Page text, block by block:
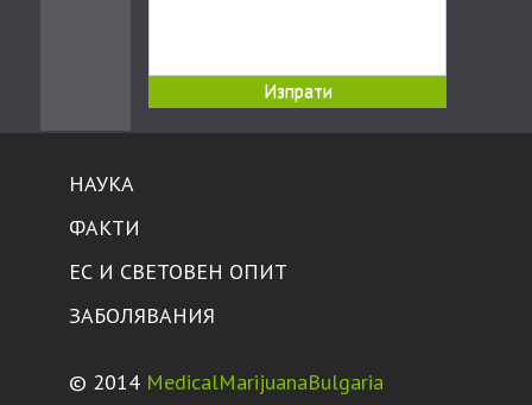
НАУКА
ФАКТИ
ЕС И СВЕТОВЕН ОПИТ
ЗАБОЛЯВАНИЯ
© 2014 MedicalMarijuanaBulgaria